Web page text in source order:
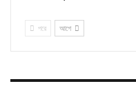
পরে আগে